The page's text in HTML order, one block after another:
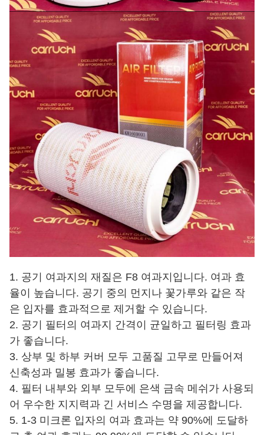
1. 공기 여과지의 재질은 F8 여과지입니다. 여과 효
율이 높습니다. 공기 중의 먼지나 꽃가루와 같은 작
은 입자를 효과적으로 제거할 수 있습니다.
2. 공기 필터의 여과지 간격이 균일하고 필터링 효과
가 좋습니다.
3. 상부 및 하부 커버 모두 고품질 고무로 만들어져
신축성과 밀봉 효과가 좋습니다.
4. 필터 내부와 외부 모두에 은색 금속 메쉬가 사용되
어 우수한 지지력과 긴 서비스 수명을 제공합니다.
5. 1-3 미크론 입자의 여과 효과는 약 90%에 도달하